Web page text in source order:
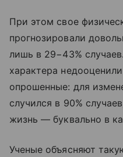
При этом свое
прогнозировали
лишь в 29−43%
характера
опрошенные: для
случился в 90%
жизнь — буквально в
Ученые объясняют